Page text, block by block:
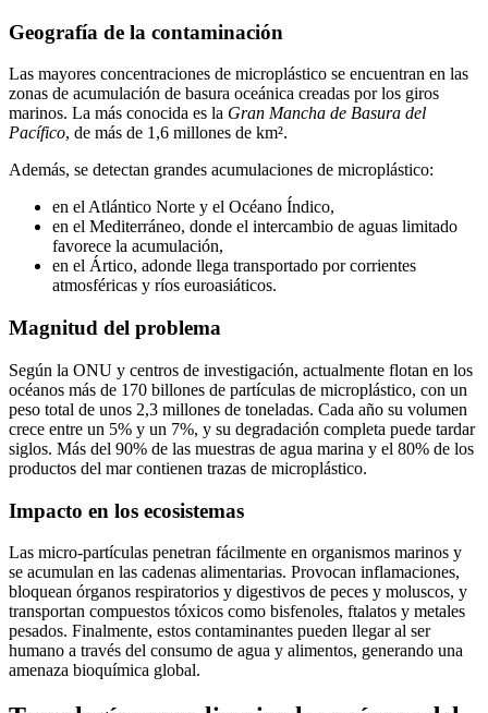
Geografía de la contaminación
Las mayores concentraciones de microplástico se encuentran en las
zonas de acumulación de basura oceánica creadas por los giros
marinos. La más conocida es la Gran Mancha de Basura del
Pacífico, de más de 1,6 millones de km².
Además, se detectan grandes acumulaciones de microplástico:
en el Atlántico Norte y el Océano Índico,
en el Mediterráneo, donde el intercambio de aguas limitado
favorece la acumulación,
en el Ártico, adonde llega transportado por corrientes
atmosféricas y ríos euroasiáticos.
Magnitud del problema
Según la ONU y centros de investigación, actualmente flotan en los
océanos más de 170 billones de partículas de microplástico, con un
peso total de unos 2,3 millones de toneladas. Cada año su volumen
crece entre un 5% y un 7%, y su degradación completa puede tardar
siglos. Más del 90% de las muestras de agua marina y el 80% de los
productos del mar contienen trazas de microplástico.
Impacto en los ecosistemas
Las micro-partículas penetran fácilmente en organismos marinos y
se acumulan en las cadenas alimentarias. Provocan inflamaciones,
bloquean órganos respiratorios y digestivos de peces y moluscos, y
transportan compuestos tóxicos como bisfenoles, ftalatos y metales
pesados. Finalmente, estos contaminantes pueden llegar al ser
humano a través del consumo de agua y alimentos, generando una
amenaza bioquímica global.